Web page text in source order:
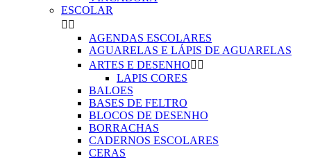
ESCOLAR
 
AGENDAS ESCOLARES
AGUARELAS E LÁPIS DE AGUARELAS
ARTES E DESENHO 
LAPIS CORES
BALOES
BASES DE FELTRO
BLOCOS DE DESENHO
BORRACHAS
CADERNOS ESCOLARES
CERAS